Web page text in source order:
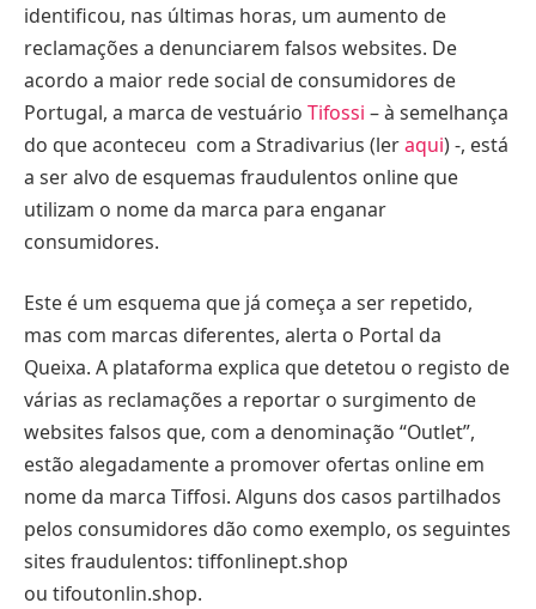
identificou, nas últimas horas, um aumento de
reclamações a denunciarem falsos websites. De
acordo a maior rede social de consumidores de
Portugal, a marca de vestuário Tifossi – à semelhança
do que aconteceu com a Stradivarius (leraqui) -, está
a ser alvo de esquemas fraudulentos online que
utilizam o nome da marca para enganar
consumidores.
Este é um esquema que já começa a ser repetido,
mas com marcas diferentes, alerta o Portal da
Queixa. A plataforma explica que detetou o registo de
várias as reclamações a reportar o surgimento de
websites falsos que, com a denominação “Outlet”,
estão alegadamente a promover ofertas online em
nome da marca Tiffosi. Alguns dos casos partilhados
pelos consumidores dão como exemplo, os seguintes
sites fraudulentos: tiffonlinept.shop
ou tifoutonlin.shop.